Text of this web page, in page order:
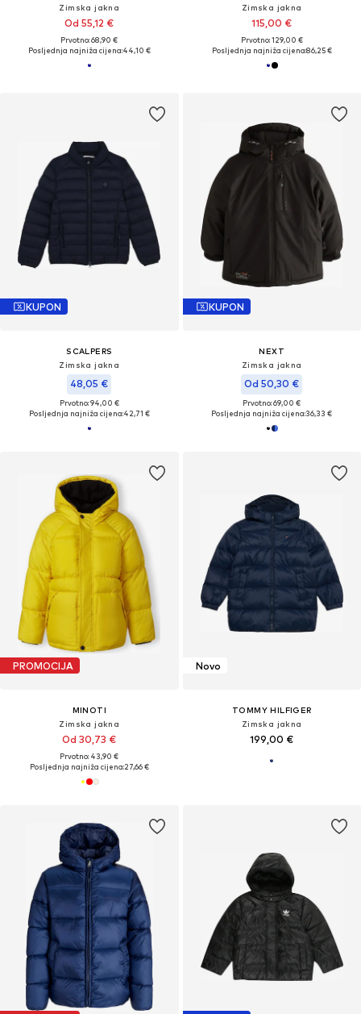
Zimska jakna
Od 55,12 €
Prvotno: 68,90 €
Posljednja najniža cijena:44,10 €
Zimska jakna
115,00 €
Prvotno: 129,00 €
Posljednja najniža cijena:86,25 €
KUPON
SCALPERS
Zimska jakna
48,05 €
Prvotno: 94,00 €
Posljednja najniža cijena:42,71 €
KUPON
NEXT
Zimska jakna
Od 50,30 €
Prvotno: 69,00 €
Posljednja najniža cijena:36,33 €
PROMOCIJA
MINOTI
Zimska jakna
Od 30,73 €
Prvotno: 43,90 €
Posljednja najniža cijena:27,66 €
Novo
TOMMY HILFIGER
Zimska jakna
199,00 €